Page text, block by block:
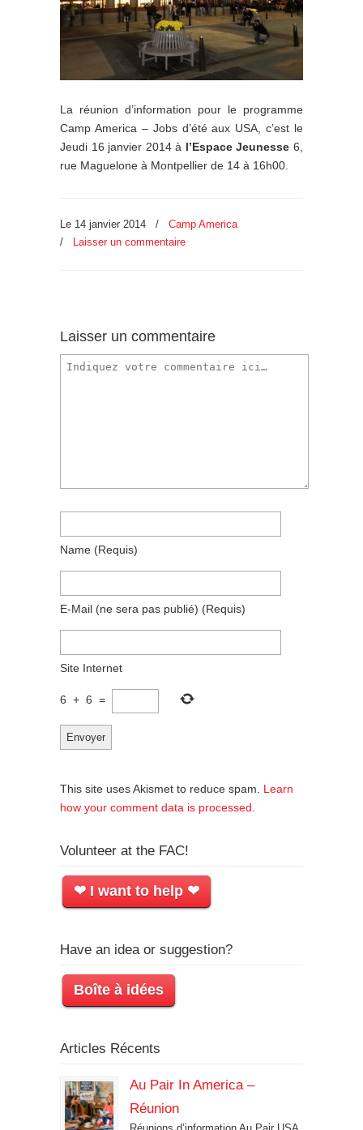
La réunion d’information pour le programme
Camp America – Jobs d’été aux USA, c’est le
Jeudi 16 janvier 2014 à l’Espace Jeunesse 6,
rue Maguelone à Montpellier de 14 à 16h00.
Le 14 janvier 2014 /
Camp America
/
Laisser un commentaire
Laisser un commentaire
Name (requis)
E-Mail (ne sera pas publié) (requis)
Site Internet
6 + 6 =
This site uses Akismet to reduce spam. Learn
how your comment data is processed.
Volunteer at the FAC!
❤ I want to help ❤
Have an idea or suggestion?
Boîte à idées
Articles Récents
Au Pair In America –
Réunion